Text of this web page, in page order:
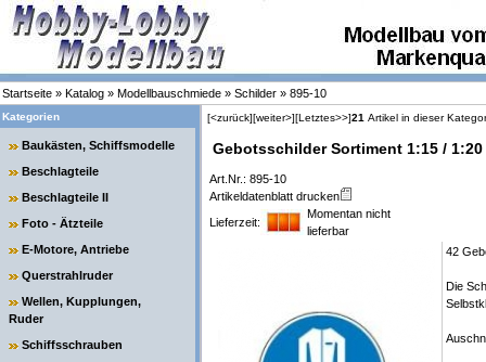
Startseite » Katalog » Modellbauschmiede » Schilder » 895-10
Kategorien
Baukästen, Schiffsmodelle
Beschlagteile
Beschlagteile II
Foto - Ätzteile
E-Motore, Antriebe
Querstrahlruder
Wellen, Kupplungen,
Ruder
Schiffsschrauben
[<zurück][weiter>][Letztes>>]21 Artikel in dieser
Gebotsschilder Sortiment 1:15 / 1:20
Art.Nr.: 895-10
Artikeldatenblatt drucken
Lieferzeit:
Momentan nicht
lieferbar
42
Die